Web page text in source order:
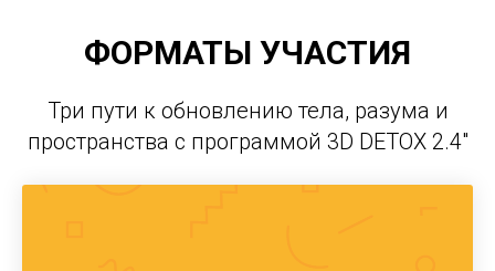
ФОРМАТЫ УЧАСТИЯ
Три пути к обновлению тела, разума и
пространства с программой 3D DETOX 2.4"